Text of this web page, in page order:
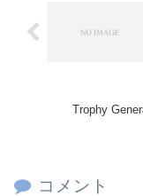
Trophy
コメント